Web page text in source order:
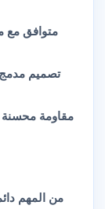
متوافق مع
تصميم
مقاومة محسنة
من المهم